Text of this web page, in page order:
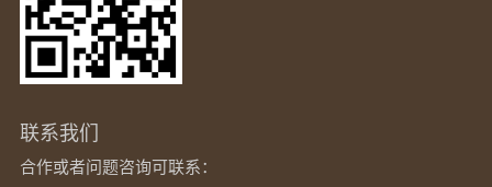
联系我们
合作或者问题咨询可联系：